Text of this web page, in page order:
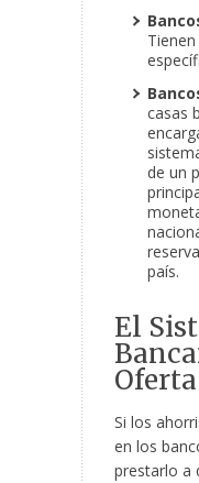
casas
de un
país.
El
Si los
en los
prestarlo a